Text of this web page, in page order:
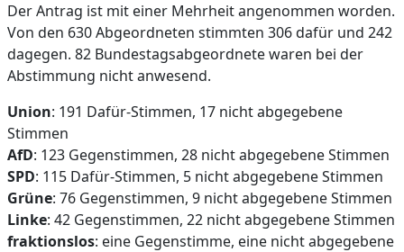
Der Antrag ist mit einer Mehrheit angenommen worden.
Von den 630 Abgeordneten stimmten 306 dafür und 242
dagegen. 82 Bundestagsabgeordnete waren bei der
Abstimmung nicht anwesend.
Union: 191 Dafür-Stimmen, 17 nicht abgegebene
Stimmen
AfD: 123 Gegenstimmen, 28 nicht abgegebene Stimmen
SPD: 115 Dafür-Stimmen, 5 nicht abgegebene Stimmen
Grüne: 76 Gegenstimmen, 9 nicht abgegebene Stimmen
Linke: 42 Gegenstimmen, 22 nicht abgegebene Stimmen
fraktionslos: eine Gegenstimme, eine nicht abgegebene